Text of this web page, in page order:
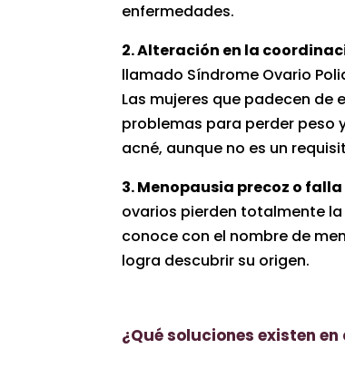
enfermedades.
2. Alteración en la
llamado Síndrome Ovario
Las mujeres que padecen
problemas para perder peso
acné, aunque no es un
3. Menopausia precoz o
ovarios pierden totalmente
conoce con el nombre de
logra descubrir su origen.
¿Qué soluciones existen